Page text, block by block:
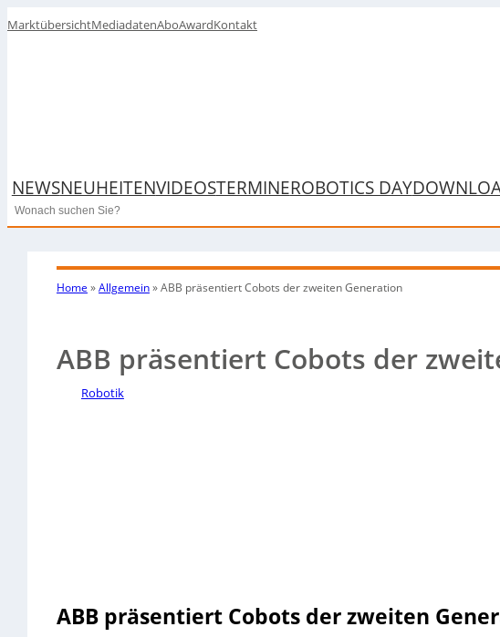
MarktübersichtMediadatenAboAwardKontakt
NEWSNEUHEITENVIDEOSTERMINEROBOTICS DAY
Search
Home »Allgemein»ABB präsentiert Cobots der zweiten Generation
ABB präsentiert Cobots der
Robotik
ABB präsentiert Cobots der zweiten